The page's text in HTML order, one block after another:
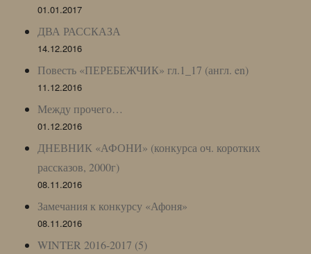
01.01.2017
ДВА РАССКАЗА
14.12.2016
Повесть «ПЕРЕБЕЖЧИК» гл.1_17 (англ. en)
11.12.2016
Между прочего…
01.12.2016
ДНЕВНИК «АФОНИ» (конкурса оч. коротких
рассказов, 2000г)
08.11.2016
Замечания к конкурсу «Афоня»
08.11.2016
WINTER 2016-2017 (5)